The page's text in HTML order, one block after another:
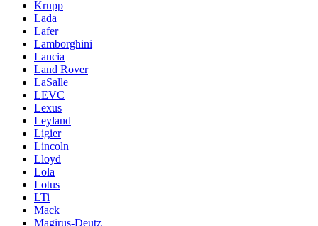
Krupp
Lada
Lafer
Lamborghini
Lancia
Land Rover
LaSalle
LEVC
Lexus
Leyland
Ligier
Lincoln
Lloyd
Lola
Lotus
LTi
Mack
Magirus-Deutz